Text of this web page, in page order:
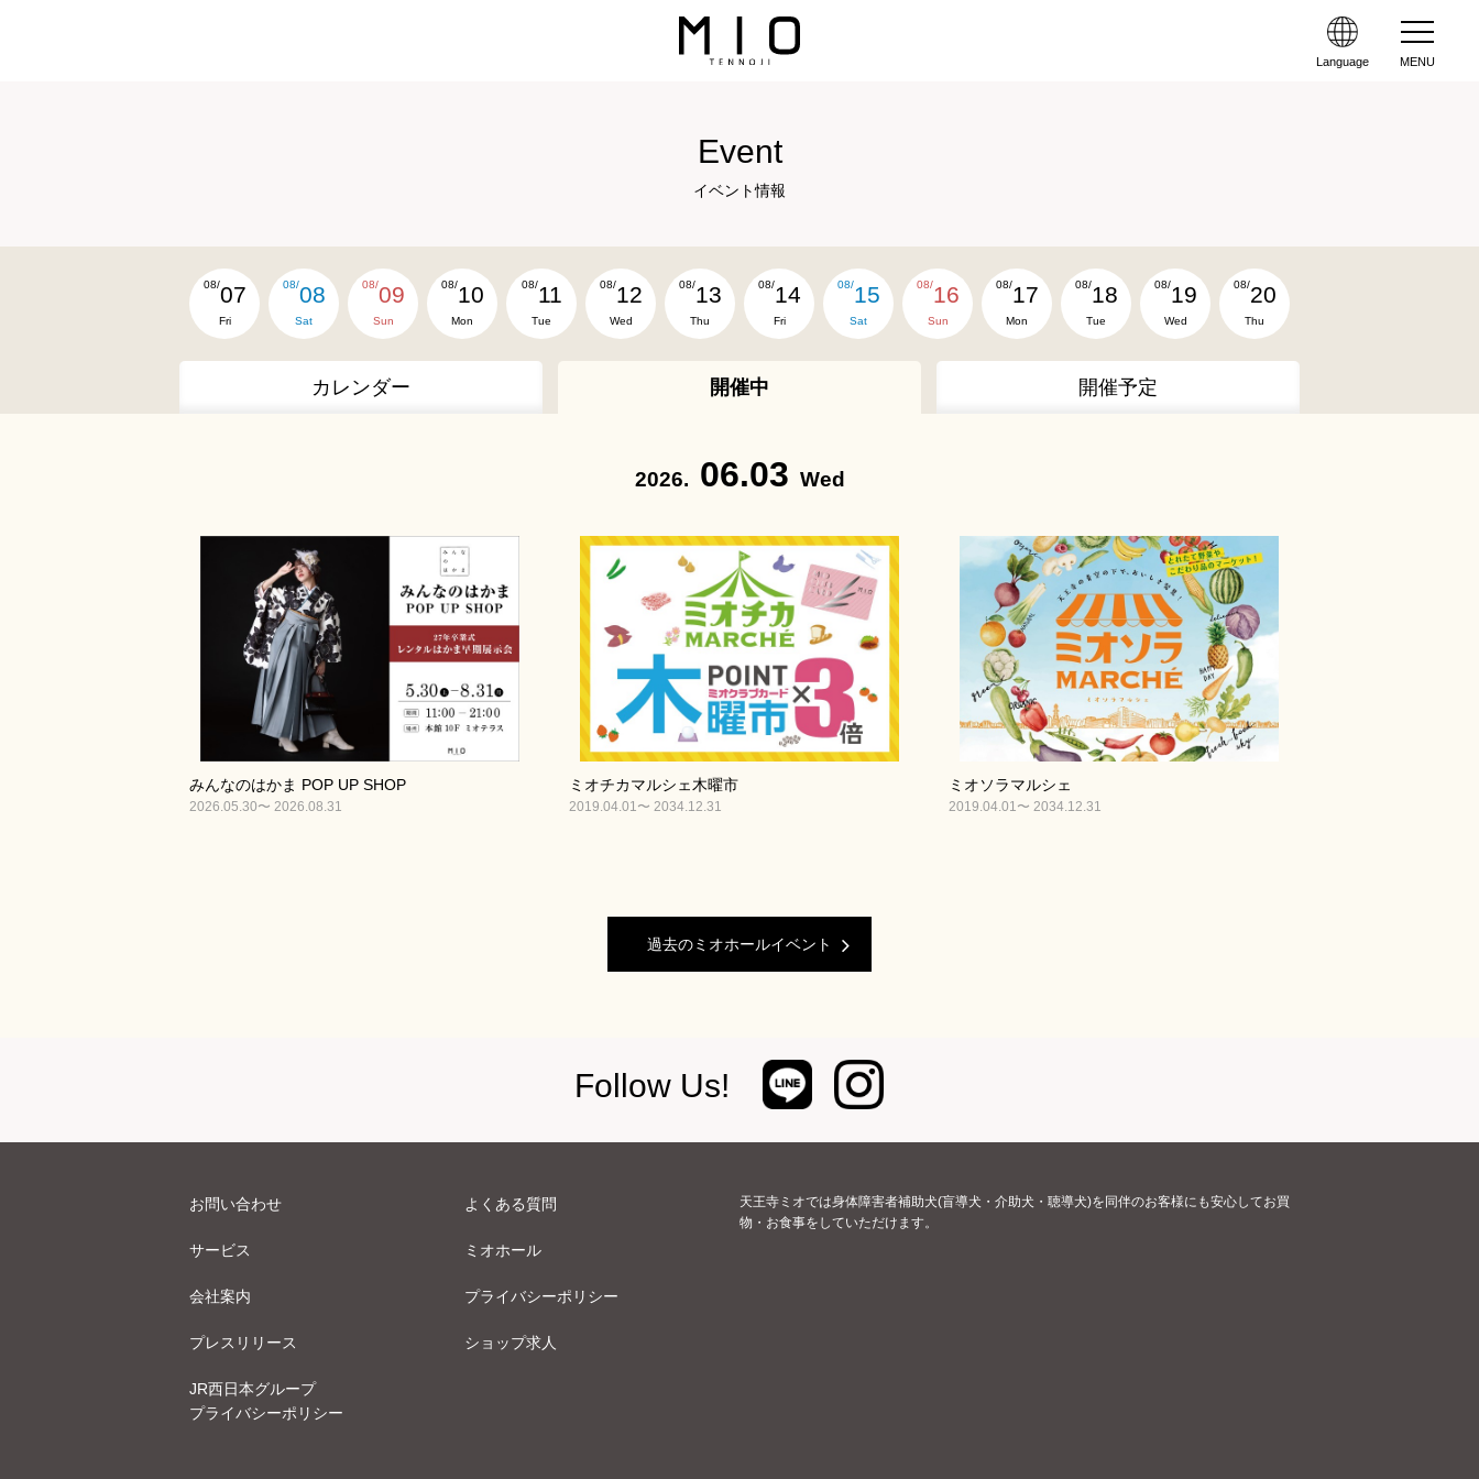
Language MENU
Event
イベント情報
08/07
Fri
08/08
Sat
08/09
Sun
08/ 10
Mon
08/ 11
Tue
08/ 12
Wed
08/ 13
Thu
08/ 14
Fri
08/ 15
Sat
08/ 16
Sun
08/ 17
Mon
08/ 18
Tue
08/ 19
Wed
08/20
Thu
カレンダー 開催中 開催予定
2026. 06.03 Wed
みんなのはかま POP UP SHOP
2026.05.30〜 2026.08.31
ミオチカマルシェ木曜市
2019.04.01〜 2034.12.31
ミオソラマルシェ
2019.04.01〜 2034.12.31
過去のミオホールイベント
Follow Us!
お問い合わせ よくある質問
サービス ミオホール
会社案内 プライバシーポリシー
プレスリリース ショップ求人
JR西日本グループ
プライバシーポリシー
天王寺ミオでは身体障害者補助犬(盲導犬・介助犬・聴導犬)を同伴のお客様にも安心してお買
物・お食事をしていただけます。